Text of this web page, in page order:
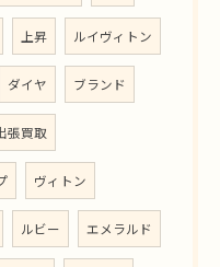
上昇 ルイヴィトン
ダイヤ ブランド
張買取
ヴィトン
ルビー エメラルド